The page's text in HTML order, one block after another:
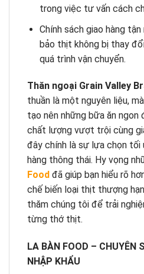
trong việc tư vấn cách
Chính sách giao hàng
bảo thịt không bị thay
quá trình vận chuyển.
Thăn ngoại Grain Valley
thuần là một nguyên liệu,
tạo nên những bữa ăn ngon
chất lượng vượt trội cùng
đây chính là sự lựa chọn tối
hàng thông thái. Hy vọng
Food đã giúp bạn hiểu rõ
chế biến loại thịt thượng
thăm chúng tôi để trải
từng thớ thịt.
LA BÀN FOOD – CHUYÊN
NHẬP KHẨU